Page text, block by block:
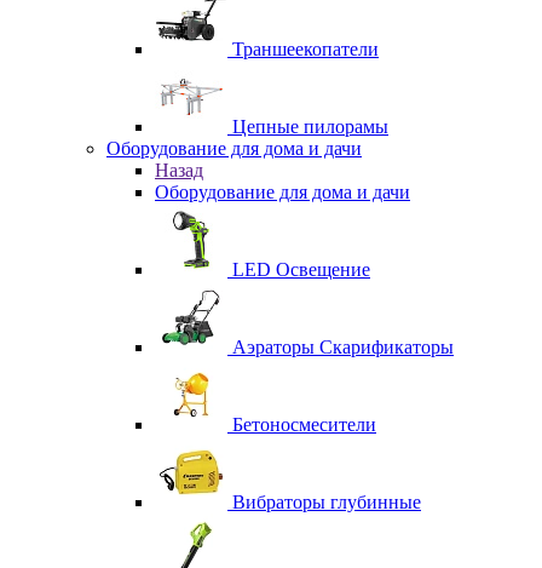
Траншеекопатели
Цепные пилорамы
Оборудование для дома и дачи
Назад
Оборудование для дома и дачи
LED Освещение
Аэраторы Скарификаторы
Бетоносмесители
Вибраторы глубинные